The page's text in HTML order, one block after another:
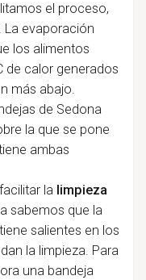
el proceso,
La evaporación
los alimentos
de calor generados
más abajo.
de Sedona
la que se pone
ambas
la limpieza
sabemos que la
salientes en los
la limpieza. Para
una bandeja